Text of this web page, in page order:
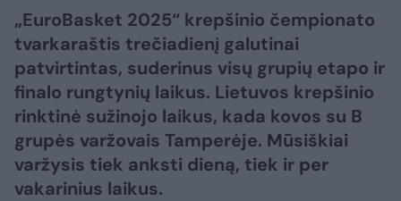
„EuroBasket 2025“ krepšinio čempionato
tvarkaraštis trečiadienį galutinai
patvirtintas, suderinus visų grupių etapo ir
finalo rungtynių laikus. Lietuvos krepšinio
rinktinė sužinojo laikus, kada kovos su B
grupės varžovais Tamperėje. Mūsiškiai
varžysis tiek anksti dieną, tiek ir per
vakarinius laikus.